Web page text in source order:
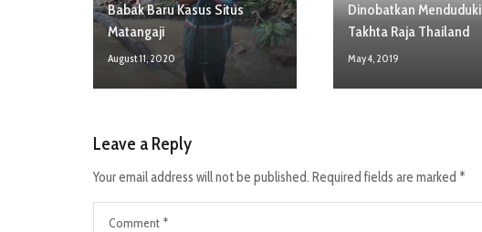
Babak Baru Kasus Situs
Matangaji
August 11, 2020
Dinobatkan Menduduki
Takhta Raja Thailand
May 4, 2019
Leave a Reply
Your email address will not be published. Required fields are marked *